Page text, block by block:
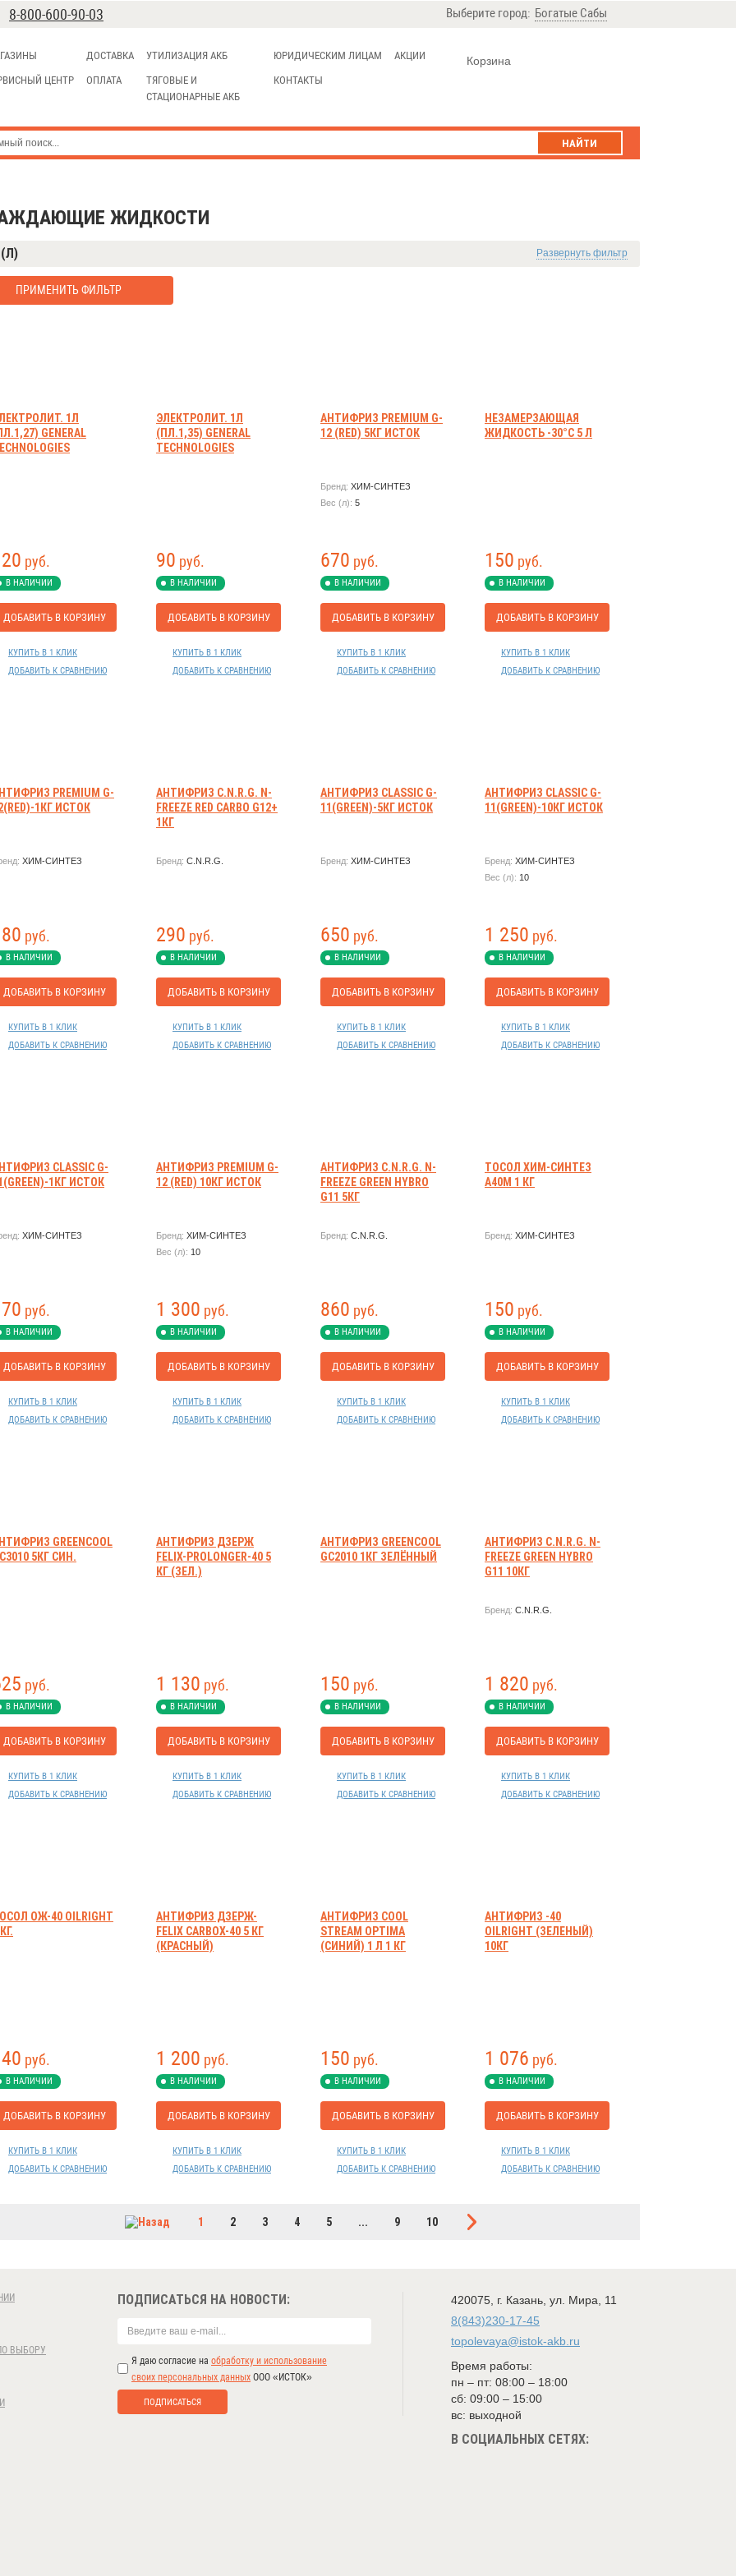
8-800-600-90-03 Выберите город: Богатые Сабы
Корзина
ЦЕНТР
ДОСТАВКА
ОПЛАТА
УТИЛИЗАЦИЯ АКБ
ТЯГОВЫЕ И
СТАЦИОНАРНЫЕ АКБ
ЮРИДИЧЕСКИМ ЛИЦАМ
КОНТАКТЫ
АКЦИИ
НАЙТИ
ЖИДКОСТИ
Развернуть фильтр
ПРИМЕНИТЬ ФИЛЬТР
1Л
GENERAL
руб.
В НАЛИЧИИ
ДОБАВИТЬ В КОРЗИНУ
КУПИТЬ В 1 КЛИК
ДОБАВИТЬ К СРАВНЕНИЮ
ЭЛЕКТРОЛИТ. 1Л
(ПЛ.1,35) GENERAL
TECHNOLOGIES
90 руб.
В НАЛИЧИИ
ДОБАВИТЬ В КОРЗИНУ
КУПИТЬ В 1 КЛИК
ДОБАВИТЬ К СРАВНЕНИЮ
АНТИФРИЗ PREMIUM G-
12 (RED) 5КГ ИСТОК
Бренд: ХИМ-СИНТЕЗ
Вес (л): 5
670 руб.
В НАЛИЧИИ
ДОБАВИТЬ В КОРЗИНУ
КУПИТЬ В 1 КЛИК
ДОБАВИТЬ К СРАВНЕНИЮ
НЕЗАМЕРЗАЮЩАЯ
ЖИДКОСТЬ -30°C 5 Л
150 руб.
В НАЛИЧИИ
ДОБАВИТЬ В КОРЗИНУ
КУПИТЬ В 1 КЛИК
ДОБАВИТЬ К СРАВНЕНИЮ
PREMIUM G-
1КГ ИСТОК
ХИМ-СИНТЕЗ
руб.
В НАЛИЧИИ
ДОБАВИТЬ В КОРЗИНУ
КУПИТЬ В 1 КЛИК
ДОБАВИТЬ К СРАВНЕНИЮ
АНТИФРИЗ C.N.R.G. N-
FREEZE RED CARBO G12+
1КГ
Бренд: C.N.R.G.
290 руб.
В НАЛИЧИИ
ДОБАВИТЬ В КОРЗИНУ
КУПИТЬ В 1 КЛИК
ДОБАВИТЬ К СРАВНЕНИЮ
АНТИФРИЗ CLASSIC G-
11(GREEN)-5КГ ИСТОК
Бренд: ХИМ-СИНТЕЗ
650 руб.
В НАЛИЧИИ
ДОБАВИТЬ В КОРЗИНУ
КУПИТЬ В 1 КЛИК
ДОБАВИТЬ К СРАВНЕНИЮ
АНТИФРИЗ CLASSIC G-
11(GREEN)-10КГ ИСТОК
Бренд: ХИМ-СИНТЕЗ
Вес (л): 10
1 250 руб.
В НАЛИЧИИ
ДОБАВИТЬ В КОРЗИНУ
КУПИТЬ В 1 КЛИК
ДОБАВИТЬ К СРАВНЕНИЮ
CLASSIC G-
1КГ ИСТОК
ХИМ-СИНТЕЗ
руб.
В НАЛИЧИИ
ДОБАВИТЬ В КОРЗИНУ
КУПИТЬ В 1 КЛИК
ДОБАВИТЬ К СРАВНЕНИЮ
АНТИФРИЗ PREMIUM G-
12 (RED) 10КГ ИСТОК
Бренд: ХИМ-СИНТЕЗ
Вес (л): 10
1 300 руб.
В НАЛИЧИИ
ДОБАВИТЬ В КОРЗИНУ
КУПИТЬ В 1 КЛИК
ДОБАВИТЬ К СРАВНЕНИЮ
АНТИФРИЗ C.N.R.G. N-
FREEZE GREEN HYBRO
G11 5КГ
Бренд: C.N.R.G.
860 руб.
В НАЛИЧИИ
ДОБАВИТЬ В КОРЗИНУ
КУПИТЬ В 1 КЛИК
ДОБАВИТЬ К СРАВНЕНИЮ
ТОСОЛ ХИМ-СИНТЕЗ
А40М 1 КГ
Бренд: ХИМ-СИНТЕЗ
150 руб.
В НАЛИЧИИ
ДОБАВИТЬ В КОРЗИНУ
КУПИТЬ В 1 КЛИК
ДОБАВИТЬ К СРАВНЕНИЮ
GREENCOOL
5КГ СИН.
руб.
В НАЛИЧИИ
ДОБАВИТЬ В КОРЗИНУ
КУПИТЬ В 1 КЛИК
ДОБАВИТЬ К СРАВНЕНИЮ
АНТИФРИЗ ДЗЕРЖ
FELIX-PROLONGER-40 5
КГ (ЗЕЛ.)
1 130 руб.
В НАЛИЧИИ
ДОБАВИТЬ В КОРЗИНУ
КУПИТЬ В 1 КЛИК
ДОБАВИТЬ К СРАВНЕНИЮ
АНТИФРИЗ GREENCOOL
GC2010 1КГ ЗЕЛЁННЫЙ
150 руб.
В НАЛИЧИИ
ДОБАВИТЬ В КОРЗИНУ
КУПИТЬ В 1 КЛИК
ДОБАВИТЬ К СРАВНЕНИЮ
АНТИФРИЗ C.N.R.G. N-
FREEZE GREEN HYBRO
G11 10КГ
Бренд: C.N.R.G.
1 820 руб.
В НАЛИЧИИ
ДОБАВИТЬ В КОРЗИНУ
КУПИТЬ В 1 КЛИК
ДОБАВИТЬ К СРАВНЕНИЮ
ОЖ-40 OILRIGHT
руб.
В НАЛИЧИИ
ДОБАВИТЬ В КОРЗИНУ
КУПИТЬ В 1 КЛИК
ДОБАВИТЬ К СРАВНЕНИЮ
АНТИФРИЗ ДЗЕРЖ-
FELIX CARBOX-40 5 КГ
(КРАСНЫЙ)
1 200 руб.
В НАЛИЧИИ
ДОБАВИТЬ В КОРЗИНУ
КУПИТЬ В 1 КЛИК
ДОБАВИТЬ К СРАВНЕНИЮ
АНТИФРИЗ COOL
STREAM OPTIMA
(СИНИЙ) 1 Л 1 КГ
150 руб.
В НАЛИЧИИ
ДОБАВИТЬ В КОРЗИНУ
КУПИТЬ В 1 КЛИК
ДОБАВИТЬ К СРАВНЕНИЮ
АНТИФРИЗ -40
OILRIGHT (ЗЕЛЕНЫЙ)
10КГ
1 076 руб.
В НАЛИЧИИ
ДОБАВИТЬ В КОРЗИНУ
КУПИТЬ В 1 КЛИК
ДОБАВИТЬ К СРАВНЕНИЮ
1 2 3 4 5 ... 9 10
ВЫБОРУ
ПОДПИСАТЬСЯ НА НОВОСТИ:
Я даю согласие на обработку и использование
своих персональных данных ООО «ИСТОК»
ПОДПИСАТЬСЯ
420075 г. Казань ул. Мира, 11
8(843)230-17-45
topolevaya@istok-akb.ru
Время работы:
пн – пт: 08:00 – 18:00
сб: 09:00 – 15:00
вс: выходной
В СОЦИАЛЬНЫХ СЕТЯХ: